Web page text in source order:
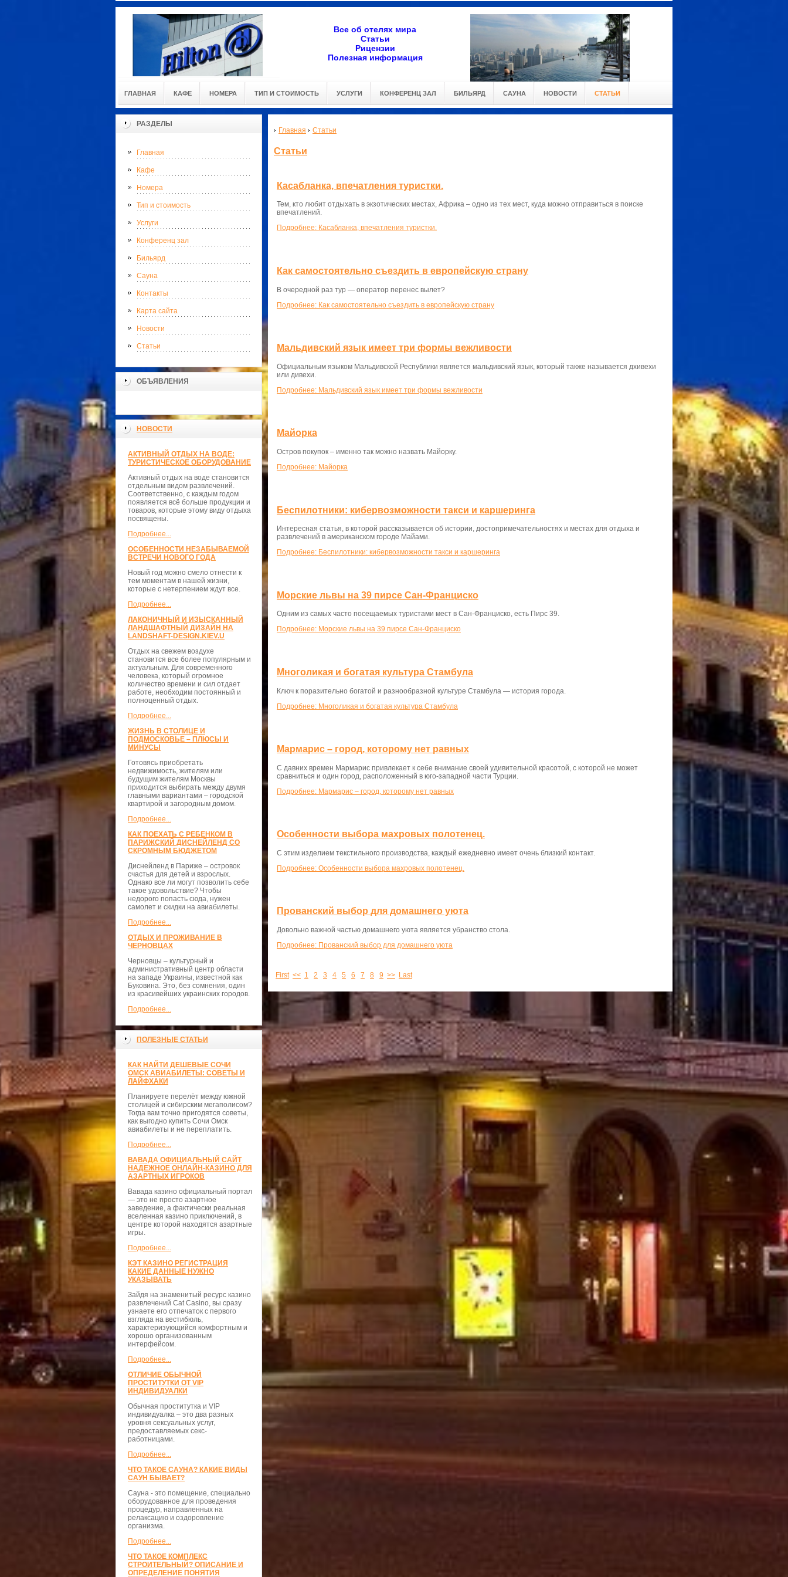
Все об отелях мира
Статьи
Рицензии
Полезная информация
ГЛАВНАЯ КАФЕ НОМЕРА ТИП И СТОИМОСТЬ УСЛУГИ КОНФЕРЕНЦ ЗАЛ БИЛЬЯРД САУНА НОВОСТИ СТАТЬИ
РАЗДЕЛЫ
Главная
Кафе
Номера
Тип и стоимость
Услуги
Конференц зал
Бильярд
Сауна
Контакты
Карта сайта
Новости
Статьи
ОБЪЯВЛЕНИЯ
НОВОСТИ
АКТИВНЫЙ ОТДЫХ НА ВОДЕ:
ТУРИСТИЧЕСКОЕ ОБОРУДОВАНИЕ
Активный отдых на воде становится
отдельным видом развлечений.
Соответственно, с каждым годом
появляется всё больше продукции и
товаров, которые этому виду отдыха
посвящены.
Подробнее...
ОСОБЕННОСТИ НЕЗАБЫВАЕМОЙ
ВСТРЕЧИ НОВОГО ГОДА
Новый год можно смело отнести к
тем моментам в нашей жизни,
которые с нетерпением ждут все.
Подробнее...
ЛАКОНИЧНЫЙ И ИЗЫСКАННЫЙ
ЛАНДШАФТНЫЙ ДИЗАЙН НА
LANDSHAFT-DESIGN.KIEV.U
Отдых на свежем воздухе
становится все более популярным и
актуальным. Для современного
человека, который огромное
количество времени и сил отдает
работе, необходим постоянный и
полноценный отдых.
Подробнее...
ЖИЗНЬ В СТОЛИЦЕ И
ПОДМОСКОВЬЕ – ПЛЮСЫ И
МИНУСЫ
Готовясь приобретать
недвижимость, жителям или
будущим жителям Москвы
приходится выбирать между двумя
главными вариантами – городской
квартирой и загородным домом.
Подробнее...
КАК ПОЕХАТЬ С РЕБЕНКОМ В
ПАРИЖСКИЙ ДИСНЕЙЛЕНД СО
СКРОМНЫМ БЮДЖЕТОМ
Диснейленд в Париже – островок
счастья для детей и взрослых.
Однако все ли могут позволить себе
такое удовольствие? Чтобы
недорого попасть сюда, нужен
самолет и скидки на авиабилеты.
Подробнее...
ОТДЫХ И ПРОЖИВАНИЕ В
ЧЕРНОВЦАХ
Черновцы – культурный и
административный центр области
на западе Украины, известной как
Буковина. Это, без сомнения, один
из красивейших украинских городов.
Подробнее...
ПОЛЕЗНЫЕ СТАТЬИ
КАК НАЙТИ ДЕШЕВЫЕ СОЧИ
ОМСК АВИАБИЛЕТЫ: СОВЕТЫ И
ЛАЙФХАКИ
Планируете перелёт между южной
столицей и сибирским мегаполисом?
Тогда вам точно пригодятся советы,
как выгодно купить Сочи Омск
авиабилеты и не переплатить.
Подробнее...
ВАВАДА ОФИЦИАЛЬНЫЙ САЙТ
НАДЕЖНОЕ ОНЛАЙН-КАЗИНО ДЛЯ
АЗАРТНЫХ ИГРОКОВ
Вавада казино официальный портал
— это не просто азартное
заведение, а фактически реальная
вселенная казино приключений, в
центре которой находятся азартные
игры.
Подробнее...
КЭТ КАЗИНО РЕГИСТРАЦИЯ
КАКИЕ ДАННЫЕ НУЖНО
УКАЗЫВАТЬ
Зайдя на знаменитый ресурс казино
развлечений Cat Casino, вы сразу
узнаете его отпечаток с первого
взгляда на вестибюль,
характеризующийся комфортным и
хорошо организованным
интерфейсом.
Подробнее...
ОТЛИЧИЕ ОБЫЧНОЙ
ПРОСТИТУТКИ ОТ VIP
ИНДИВИДУАЛКИ
Обычная проститутка и VIP
индивидуалка – это два разных
уровня сексуальных услуг,
предоставляемых секс-
работницами.
Подробнее...
ЧТО ТАКОЕ САУНА? КАКИЕ ВИДЫ
САУН БЫВАЕТ?
Сауна - это помещение, специально
оборудованное для проведения
процедур, направленных на
релаксацию и оздоровление
организма.
Подробнее...
ЧТО ТАКОЕ КОМПЛЕКС
СТРОИТЕЛЬНЫЙ? ОПИСАНИЕ И
ОПРЕДЕЛЕНИЕ ПОНЯТИЯ
Главная Статьи
Статьи
Касабланка, впечатления туристки.
Тем, кто любит отдыхать в экзотических местах, Африка – одно из тех мест, куда можно отправиться в поиске
впечатлений.
Подробнее: Касабланка, впечатления туристки.
Как самостоятельно съездить в европейскую страну
В очередной раз тур — оператор перенес вылет?
Подробнее: Как самостоятельно съездить в европейскую страну
Мальдивский язык имеет три формы вежливости
Официальным языком Мальдивской Республики является мальдивский язык, который также называется дхивехи
или дивехи.
Подробнее: Мальдивский язык имеет три формы вежливости
Майорка
Остров покупок – именно так можно назвать Майорку.
Подробнее: Майорка
Беспилотники: кибервозможности такси и каршеринга
Интересная статья, в которой рассказывается об истории, достопримечательностях и местах для отдыха и
развлечений в американском городе Майами.
Подробнее: Беспилотники: кибервозможности такси и каршеринга
Морские львы на 39 пирсе Сан-Франциско
Одним из самых часто посещаемых туристами мест в Сан-Франциско, есть Пирс 39.
Подробнее: Морские львы на 39 пирсе Сан-Франциско
Многоликая и богатая культура Стамбула
Ключ к поразительно богатой и разнообразной культуре Стамбула — история города.
Подробнее: Многоликая и богатая культура Стамбула
Мармарис – город, которому нет равных
С давних времен Мармарис привлекает к себе внимание своей удивительной красотой, с которой не может
сравниться и один город, расположенный в юго-западной части Турции.
Подробнее: Мармарис – город, которому нет равных
Особенности выбора махровых полотенец.
С этим изделием текстильного производства, каждый ежедневно имеет очень близкий контакт.
Подробнее: Особенности выбора махровых полотенец.
Прованский выбор для домашнего уюта
Довольно важной частью домашнего уюта является убранство стола.
Подробнее: Прованский выбор для домашнего уюта
First << 1 2 3 4 5 6 7 8 9 >> Last